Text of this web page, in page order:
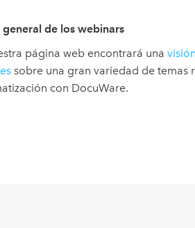
general de los webinars
página web encontrará una
sobre una gran variedad de temas
con DocuWare.